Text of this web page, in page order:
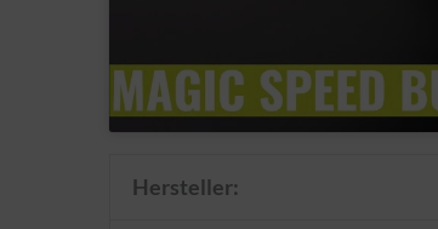
Hersteller: